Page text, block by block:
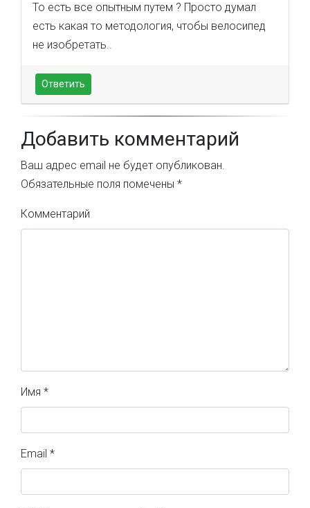
То есть все опытным путем ? Просто думал
есть какая то методология, чтобы велосипед
не изобретать..
Ответить
Добавить комментарий
Ваш адрес email не будет опубликован.
Обязательные поля помечены *
Комментарий
Имя *
Email *